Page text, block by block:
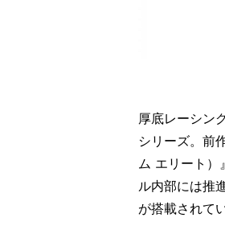
厚底レーシン
シリーズ。前
ム エリート）
ル内部には推
が搭載されて